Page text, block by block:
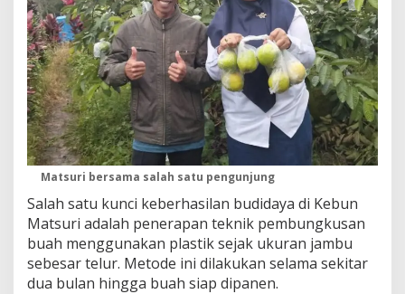
Matsuri bersama salah satu pengunjung
Salah satu kunci keberhasilan budidaya di Kebun
Matsuri adalah penerapan teknik pembungkusan
buah menggunakan plastik sejak ukuran jambu
sebesar telur. Metode ini dilakukan selama sekitar
dua bulan hingga buah siap dipanen.